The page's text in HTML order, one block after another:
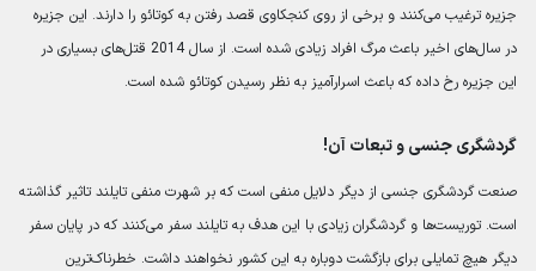
جزیره ترغیب می‌کنند و برخی از روی کنجکاوی قصد رفتن به کوتائو را دارند. این جزیره
در سال‌های اخیر باعث مرگ افراد زیادی شده است. از سال 2014 قتل‌های بسیاری در
این جزیره رخ ‌داده که باعث اسرارآمیز به نظر رسیدن کوتائو شده است.
گردشگری جنسی و تبعات آن!
صنعت گردشگری جنسی از دیگر دلایل منفی است که بر شهرت منفی تایلند تاثیر گذاشته
است. توریست‌ها و گردشگران زیادی با این هدف به تایلند سفر می‌کنند که در پایان سفر
دیگر هیچ تمایلی برای بازگشت دوباره به این کشور نخواهند داشت. خطرناک‌ترین